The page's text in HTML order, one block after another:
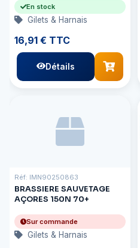
En stock
Gilets & Harnais
16,91 € TTC
Détails
Réf: IMN90250863
BRASSIERE SAUVETAGE
AÇORES 150N 70+
Sur commande
Gilets & Harnais